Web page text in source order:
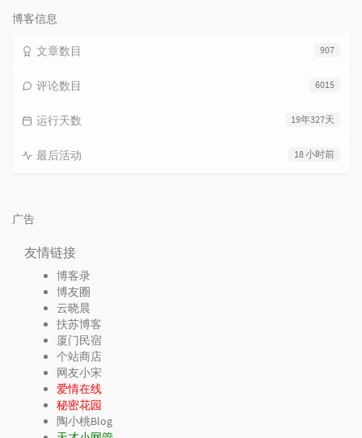
博客信息
907
文章数目
6015
评论数目
19年327天
运行天数
18 小时前
最后活动
广告
友情链接
博客录
博友圈
云晓晨
扶苏博客
厦门民宿
个站商店
网友小宋
爱情在线
秘密花园
陶小桃Blog